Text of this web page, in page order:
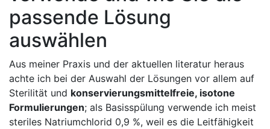
passende Lösung
auswählen
Aus⁢ meiner Praxis und ⁢der aktuellen ‌literatur heraus⁤
achte ich bei der Auswahl der Lösungen ⁣vor allem auf
⁢Sterilität und konservierungsmittelfreie, ‌isotone
Formulierungen; als ‌Basisspülung verwende ich meist
steriles Natriumchlorid⁢ 0,9 ‌%, weil es die Leitfähigkeit